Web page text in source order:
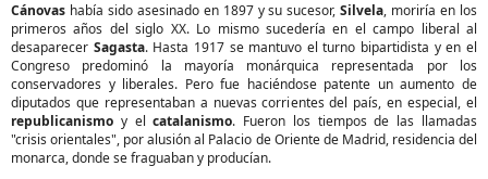
Cánovas había sido asesinado en 1897 y su sucesor,Silvela, moriría en los
primeros años del siglo XX. Lo mismo sucedería en el campo liberal al
desaparecer Sagasta. Hasta 1917 se mantuvo el turno bipartidista y en el
Congreso predominó la mayoría monárquica representada por los
conservadores y liberales. Pero fue haciéndose patente un aumento de
diputados que representaban a nuevas corrientes del país, en especial, el
republicanismo y elcatalanismo. Fueron los tiempos de las llamadas
"crisis orientales", por alusión al Palacio de Oriente de Madrid, residencia del
monarca, donde se fraguaban y producían.